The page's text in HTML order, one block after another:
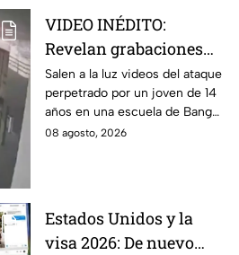
VIDEO INÉDITO:
Revelan grabaciones
del tiroteo escolar que
dejó múltiples víctimas
Salen a la luz videos del ataque
perpetrado por un joven de 14
años en una escuela de Bang
Kruai, Tailandia. El saldo es de
08 agosto, 2026
Estados Unidos y la
visa 2026: De nuevo